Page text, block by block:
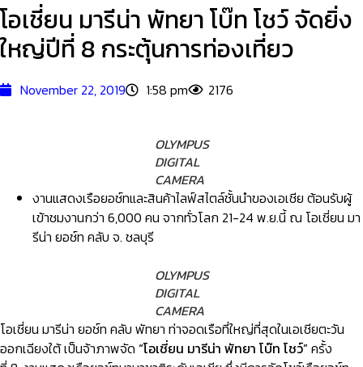
โอเชี่ยน มารีน่า พัทยา โบ๊ท โชว์ จัดยิ่ง
ใหญ่ปีที่ 8 กระตุ้นการท่องเที่ยว
November 22, 2019 1:58 pm 2176
OLYMPUS
DIGITAL
CAMERA
งานแสดงเรือยอช์ทและสินค้าไลฟ์สไตล์ชั้นนำของเอเชีย ต้อนรับผู้
เข้าชมงานกว่า 6,000 คน จากทั่วโลก 21-24 พ.ย.นี้ ณ โอเชี่ยน มา
รีน่า ยอช์ท คลับ จ. ชลบุรี
OLYMPUS
DIGITAL
CAMERA
โอเชี่ยน มารีน่า ยอช์ท คลับ พัทยา ท่าจอดเรือที่ใหญ่ที่สุดในเอเชียตะวัน
ออกเฉียงใต้ เป็นจ้าภาพจัด “โอเชี่ยน มารีน่า พัทยา โบ๊ท โชว์”ครั้ง